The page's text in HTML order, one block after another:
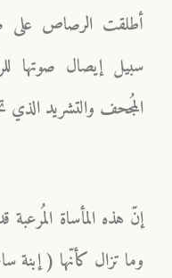
أطلقت الرصاص على
سبيل إيصال صوتها
المُجحف والتشريد الذي
إنّ هذه المأساة
وما تزال كأنّها ( إبنة